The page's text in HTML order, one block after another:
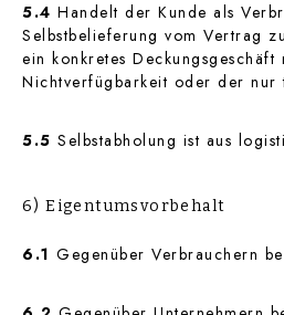
5.4 Handelt der Kunde als
Selbstbelieferung vom Vertrag
ein konkretes
Nichtverfügbarkeit oder der nur
5.5 Selbstabholung ist aus
6) Eigentumsvorbehalt
6.1 Gegenüber Verbrauchern